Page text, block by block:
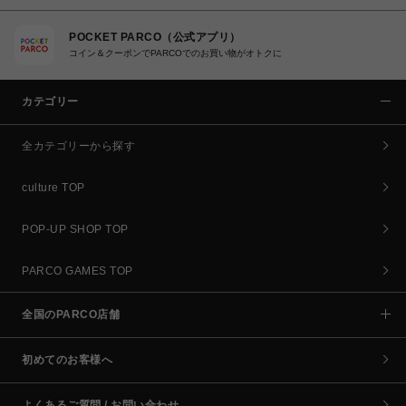
POCKET PARCO（公式アプリ）
コイン＆クーポンでPARCOでのお買い物がオトクに
カテゴリー
全カテゴリーから探す
culture TOP
POP-UP SHOP TOP
PARCO GAMES TOP
全国のPARCO店舗
初めてのお客様へ